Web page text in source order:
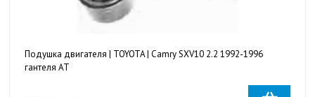
Подушка двигателя | TOYOTA | Camry SXV10 2.2 1992-1996
гантеля AT